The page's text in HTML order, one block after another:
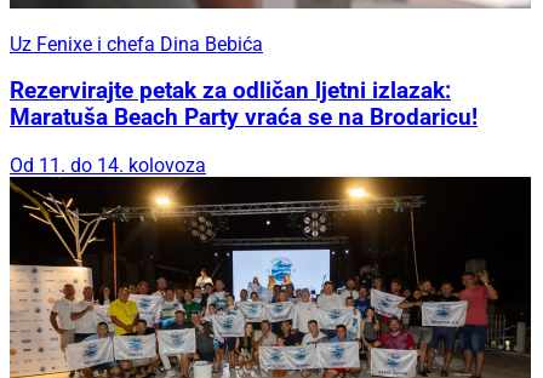
Uz Fenixe i chefa Dina Bebića
Rezervirajte petak za odličan ljetni izlazak:
Maratuša Beach Party vraća se na Brodaricu!
Od 11. do 14. kolovoza